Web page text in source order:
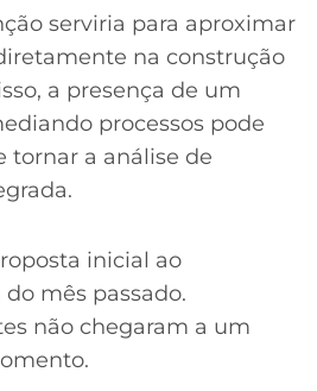
serviria para aproximar
na construção
a presença de um
processos pode
tornar a análise de
inicial ao
mês passado.
não chegaram a um